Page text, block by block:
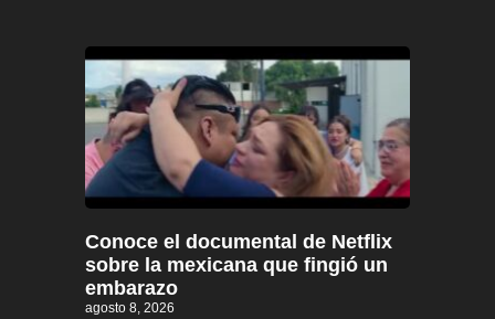
Conoce el documental de Netflix
sobre la mexicana que fingió un
embarazo
agosto 8, 2026